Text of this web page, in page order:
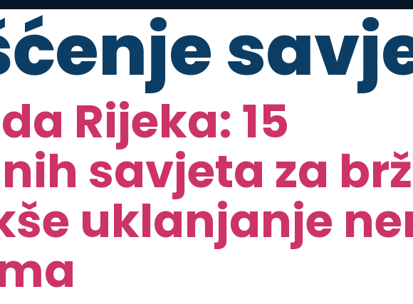
Rijeka: 15
savjeta za
uklanjanje